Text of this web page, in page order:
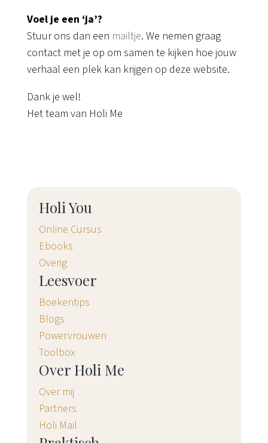
Voel je een ‘ja’?
Stuur ons dan een mailtje. We nemen graag
contact met je op om samen te kijken hoe jouw
verhaal een plek kan krijgen op deze website.
Dank je wel!
Het team van Holi Me
Holi You
Online Cursus
Ebooks
Overig
Leesvoer
Boekentips
Blogs
Powervrouwen
Toolbox
Over Holi Me
Over mij
Partners
Holi Mail